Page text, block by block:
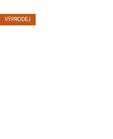
VÝPRODEJ